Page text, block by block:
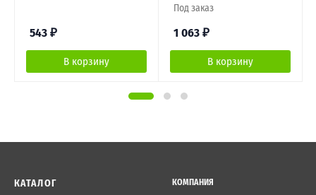
543 ₽
В корзину
Под заказ
1 063 ₽
В корзину
КАТАЛОГ
КОМПАНИЯ